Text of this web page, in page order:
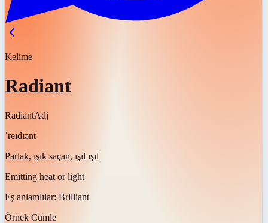
Kelime
Radiant
RadiantAdj
ˈreɪdɪənt
Parlak, ışık saçan, ışıl ışıl
Emitting heat or light
Eş anlamlılar: Brilliant
Örnek Cümle